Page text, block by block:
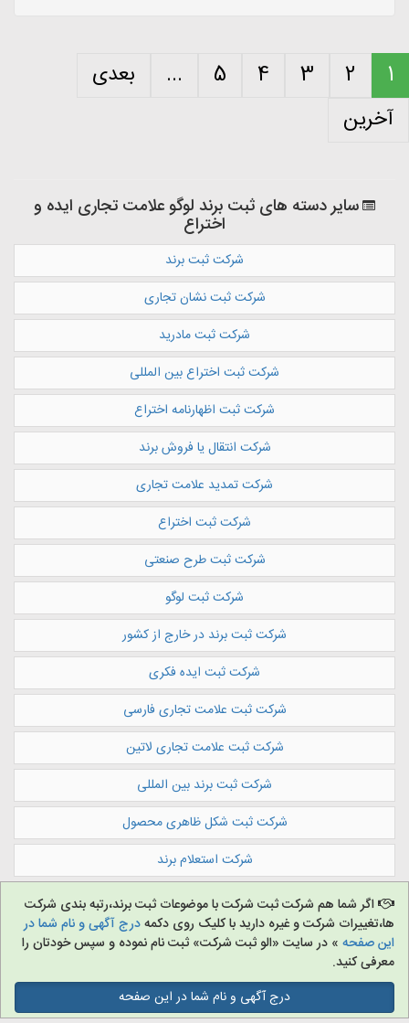
1
2
3
4
5
...
بعدی
آخرین
سایر دسته های ثبت برند لوگو علامت تجاری ایده و
اختراع
شرکت ثبت برند
شرکت ثبت نشان تجاری
شرکت ثبت مادرید
شرکت ثبت اختراع بین المللی
شرکت ثبت اظهارنامه اختراع
شرکت انتقال یا فروش برند
شرکت تمدید علامت تجاری
شرکت ثبت اختراع
شرکت ثبت طرح صنعتی
شرکت ثبت لوگو
شرکت ثبت برند در خارج از کشور
شرکت ثبت ایده فکری
شرکت ثبت علامت تجاری فارسی
شرکت ثبت علامت تجاری لاتین
شرکت ثبت برند بین المللی
شرکت ثبت شکل ظاهری محصول
شرکت استعلام برند
اگر شما هم شرکت ثبت شرکت با موضوعات ثبت برند،رتبه بندی شرکت
ها،تغییرات شرکت و غیره دارید با کلیک روی دکمهدرج آگهی و نام شما در
این صفحه » در سایت «الو ثبت شرکت» ثبت نام نموده و سپس خودتان را
معرفی کنید.
درج آگهی و نام شما در این صفحه